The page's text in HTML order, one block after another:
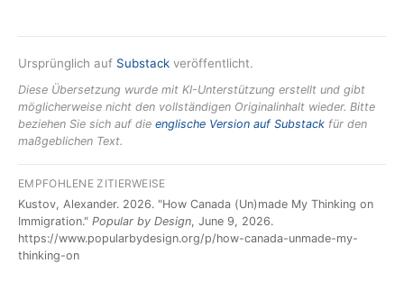
Ursprünglich auf Substack veröffentlicht.
Diese Übersetzung wurde mit KI-Unterstützung erstellt und gibt
möglicherweise nicht den vollständigen Originalinhalt wieder. Bitte
beziehen Sie sich auf die englische Version auf Substack für den
maßgeblichen Text.
EMPFOHLENE ZITIERWEISE
Kustov, Alexander. 2026. "How Canada (Un)made My Thinking on
Immigration." Popular by Design, June 9, 2026.
https://www.popularbydesign.org/p/how-canada-unmade-my-
thinking-on